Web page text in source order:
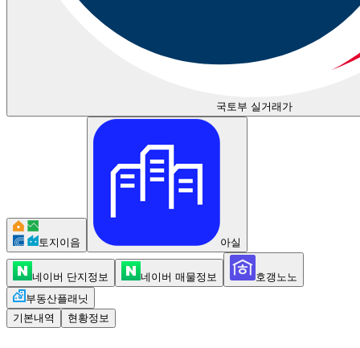
국토부 실거래가
토지이음 아실
네이버 단지정보 네이버 매물정보
호갱노노
부동산플래닛
기본내역
현황정보